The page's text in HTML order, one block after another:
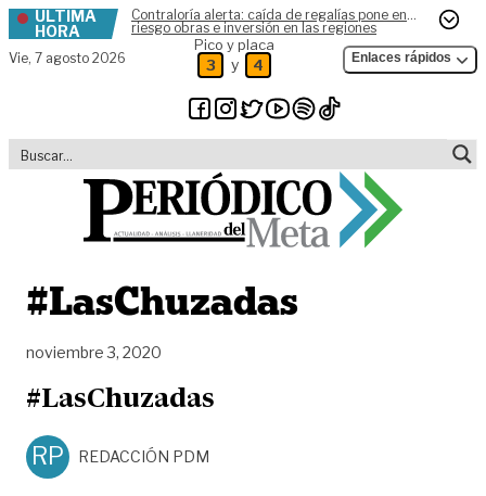
Skip to content
ÚLTIMA
HORA
Contraloría alerta: caída de regalías pone en
riesgo obras e inversión en las regiones
Vie, 7 agosto 2026
Pico y placa
3 y 4 Enlaces rápidos
#LasChuzadas
noviembre 3, 2020
#LasChuzadas
RP REDACCIÓN PDM